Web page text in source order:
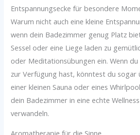
Entspannungsecke für besondere
Warum nicht auch eine kleine
wenn dein Badezimmer genug Platz
Sessel oder eine Liege laden zu
oder Meditationsübungen ein. Wenn
zur Verfügung hast, könntest du sogar
einer kleinen Sauna oder eines
dein Badezimmer in eine echte
verwandeln.